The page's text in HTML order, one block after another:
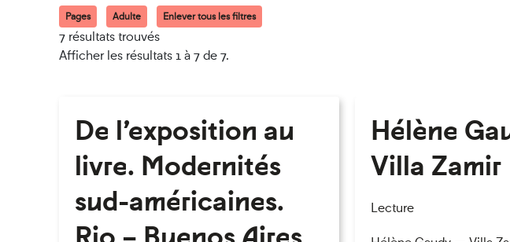
Pages Adulte Enlever tous les filtres
7 résultats trouvés
Afficher les résultats 1 à 7 de 7.
De l’exposition au
livre. Modernités
sud-américaines.
Hélène
Villa Zamir
Lecture